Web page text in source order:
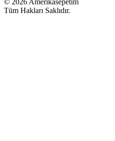
Tüm Hakları Saklıdır.